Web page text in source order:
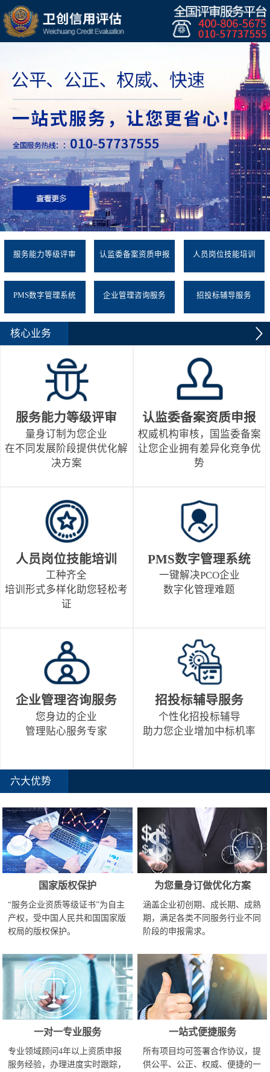
服务能力等级评审 认监委备案资质申报 人员岗位技能培训
PMS数字管理系统 企业管理咨询服务 招投标辅导服务
核心业务
服务能力等级评审
量身订制为您企业
在不同发展阶段提供优化解
决方案
认监委备案资质申报
权威机构审核，国监委备案
让您企业拥有差异化竞争优
势
人员岗位技能培训
工种齐全
培训形式多样化助您轻松考
证
PMS数字管理系统
一键解决PCO企业
数字化管理难题
企业管理咨询服务
您身边的企业
管理贴心服务专家
招投标辅导服务
个性化招投标辅导
助力您企业增加中标机率
六大优势
国家版权保护
“服务企业资质等级证书”为自主
产权，受中国人民共和国国家版
权局的版权保护。
为您量身订做优化方案
涵盖企业初创期、成长期、成熟
期，满足各类不同服务行业不同
阶段的申报需求。
一对一专业服务
专业领域顾问4年以上资质申报
服务经验，办理进度实时跟踪，
一站式便捷服务
所有项目均可签署合作协议，提
供公平、公正、权威、便捷的一